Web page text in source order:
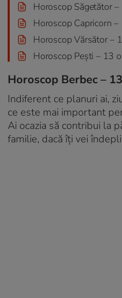
Horoscop Săgetător
Horoscop Capricorn
Horoscop Vărsător –
Horoscop Pești – 13
Horoscop Berbec –
Indiferent ce planuri ai,
ce este mai important
Ai ocazia să contribui la
familie, dacă îți vei